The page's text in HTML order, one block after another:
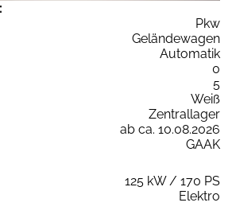
Pkw
Geländewagen
Automatik
0
5
Weiß
Zentrallager
ab ca. 10.08.2026
GAAK
125 kW / 170 PS
Elektro